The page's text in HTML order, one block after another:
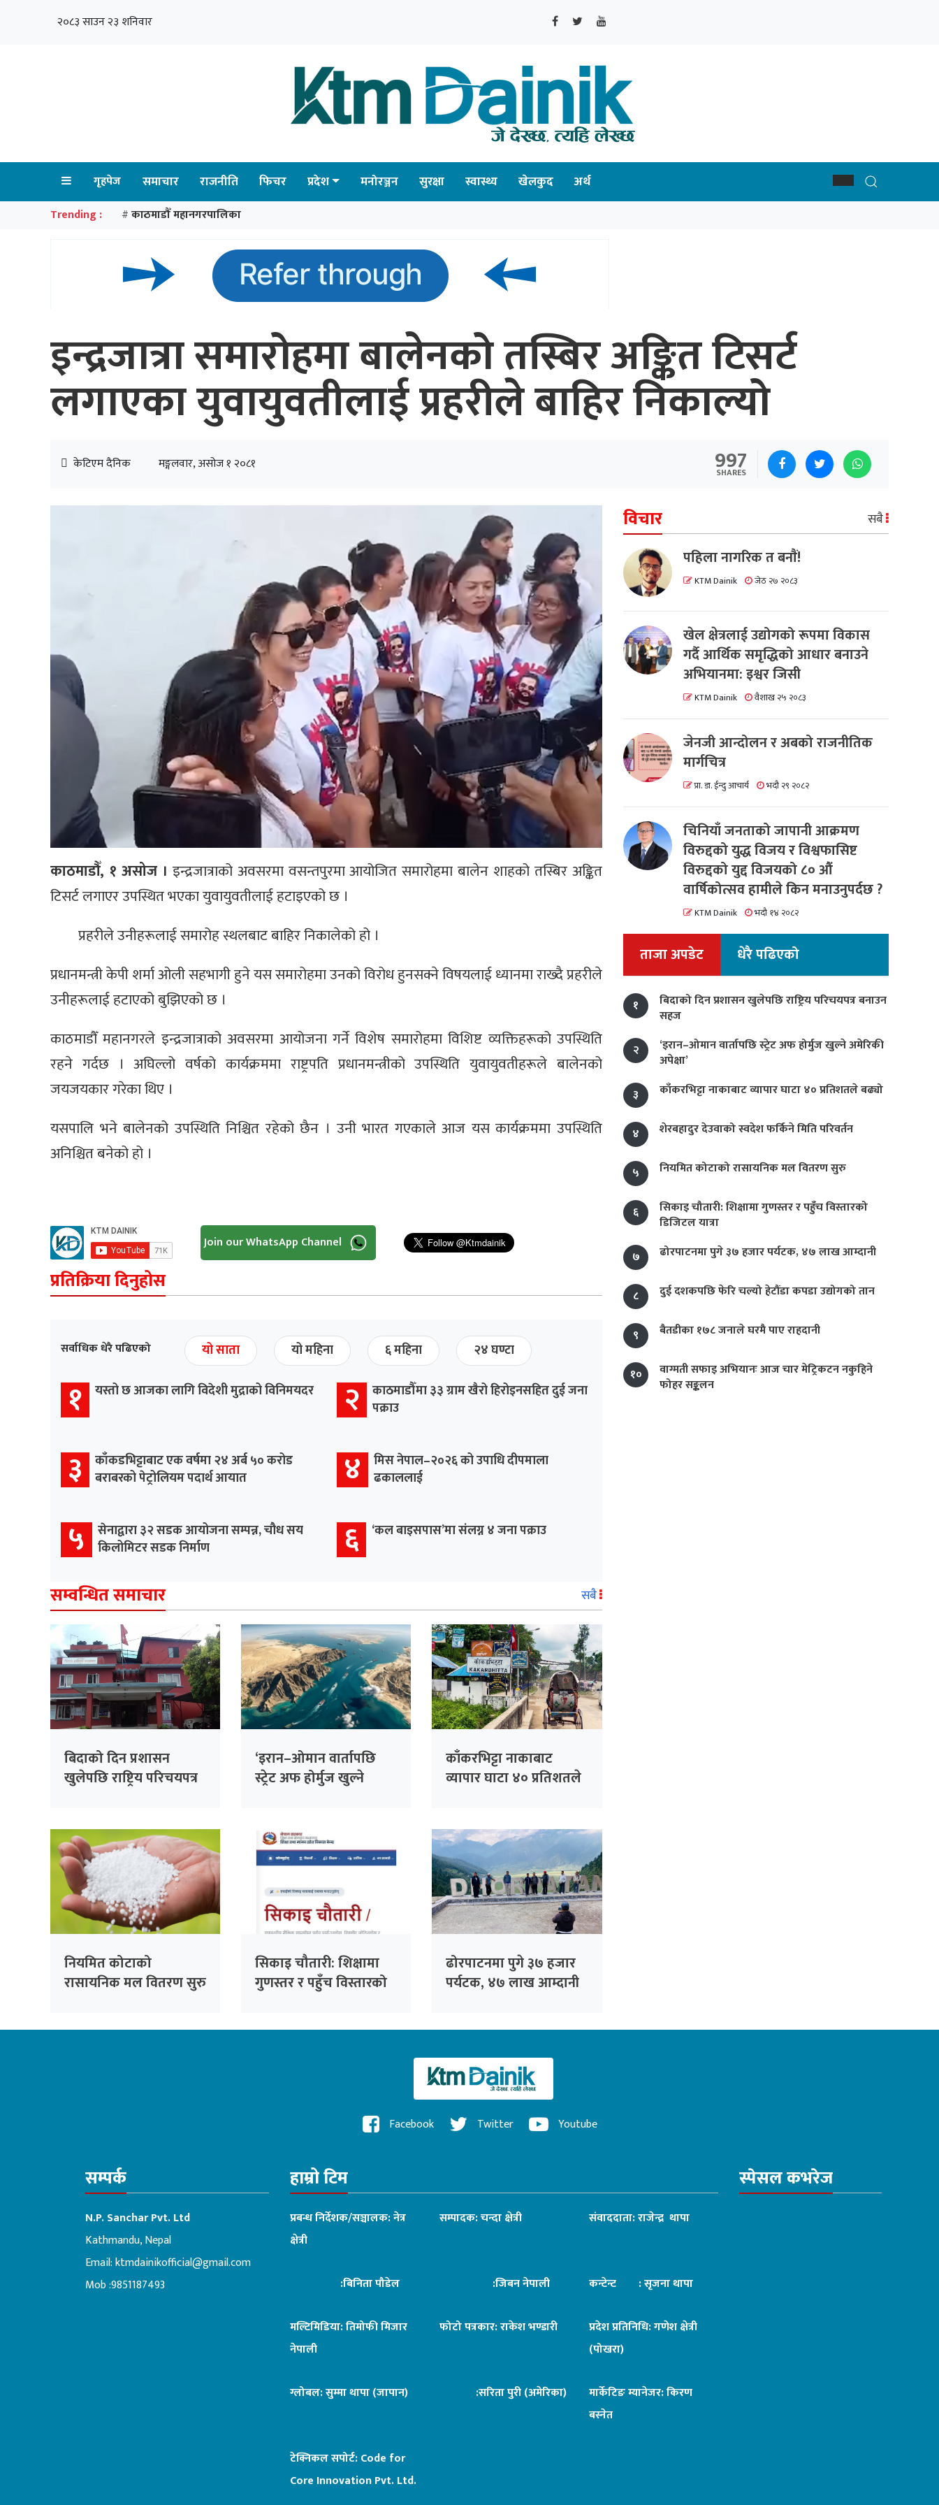
२०८३ साउन २३ शनिवार
गृहपेज समाचार राजनीति फिचर प्रदेश मनोरञ्जन सुरक्षा स्वास्थ्य खेलकुद अर्थ
Trending : # काठमाडौँ महानगरपालिका
इन्द्रजात्रा समारोहमा बालेनको तस्बिर अङ्कित टिसर्ट
लगाएका युवायुवतीलाई प्रहरीले बाहिर निकाल्यो
केटिएम दैनिक मङ्गलवार, असोज १ २०८१ 997
SHARES
काठमाडौँ, १ असोज । इन्द्रजात्राको अवसरमा वसन्तपुरमा आयोजित समारोहमा बालेन शाहको तस्बिर अङ्कित
टिसर्ट लगाएर उपस्थित भएका युवायुवतीलाई हटाइएको छ ।
प्रहरीले उनीहरूलाई समारोह स्थलबाट बाहिर निकालेको हो ।
प्रधानमन्त्री केपी शर्मा ओली सहभागी हुने यस समारोहमा उनको विरोध हुनसक्ने विषयलाई ध्यानमा राख्दै प्रहरीले
उनीहरूलाई हटाएको बुझिएको छ ।
काठमाडौँ महानगरले इन्द्रजात्राको अवसरमा आयोजना गर्ने विशेष समारोहमा विशिष्ट व्यक्तिहरूको उपस्थिति
रहने गर्दछ । अघिल्लो वर्षको कार्यक्रममा राष्ट्रपति प्रधानमन्त्रीको उपस्थिति युवायुवतीहरूले बालेनको
जयजयकार गरेका थिए ।
यसपालि भने बालेनको उपस्थिति निश्चित रहेको छैन । उनी भारत गएकाले आज यस कार्यक्रममा उपस्थिति
अनिश्चित बनेको हो ।
Join our WhatsApp Channel
प्रतिक्रिया दिनुहोस
सर्वाधिक धेरै पढिएको यो साता यो महिना ६ महिना २४ घण्टा
१ यस्तो छ आजका लागि विदेशी मुद्राको विनिमयदर २
काठमाडौँमा ३३ ग्राम खैरो हिरोइनसहित दुई जना
पक्राउ
३
काँकडभिट्टाबाट एक वर्षमा २४ अर्ब ५० करोड
बराबरको पेट्रोलियम पदार्थ आयात
४
मिस नेपाल–२०२६ को उपाधि दीपमाला
ढकाललाई
५
सेनाद्वारा ३२ सडक आयोजना सम्पन्न, चौध सय
किलोमिटर सडक निर्माण
६ ‘कल बाइसपास’मा संलग्न ४ जना पक्राउ
सम्वन्धित समाचार सबै
बिदाको दिन प्रशासन
खुलेपछि राष्ट्रिय परिचयपत्र
‘इरान–ओमान वार्तापछि
स्ट्रेट अफ होर्मुज खुल्ने
काँकरभिट्टा नाकाबाट
व्यापार घाटा ४० प्रतिशतले
नियमित कोटाको
रासायनिक मल वितरण सुरु
सिकाइ चौतारी: शिक्षामा
गुणस्तर र पहुँच विस्तारको
ढोरपाटनमा पुगे ३७ हजार
पर्यटक, ४७ लाख आम्दानी
विचार सबै
पहिला नागरिक त बनाैं!
KTM Dainik जेठ २७ २०८३
खेल क्षेत्रलाई उद्योगको रूपमा विकास
गर्दै आर्थिक समृद्धिको आधार बनाउने
अभियानमा: इश्वर जिसी
KTM Dainik वैशाख २५ २०८३
जेनजी आन्दोलन र अबको राजनीतिक
मार्गचित्र
प्रा. डा. ईन्दु आचार्य भदौ २९ २०८२
चिनियाँ जनताको जापानी आक्रमण
विरुद्दको युद्ध विजय र विश्वफासिष्ट
विरुद्दको युद्द विजयको ८० औं
वार्षिकोत्सव हामीले किन मनाउनुपर्दछ ?
KTM Dainik भदौ १४ २०८२
ताजा अपडेट धेरै पढिएको
१
बिदाको दिन प्रशासन खुलेपछि राष्ट्रिय परिचयपत्र बनाउन
सहज
२
‘इरान–ओमान वार्तापछि स्ट्रेट अफ होर्मुज खुल्ने अमेरिकी
अपेक्षा’
३
काँकरभिट्टा नाकाबाट व्यापार घाटा ४० प्रतिशतले बढ्यो
४ शेरबहादुर देउवाको स्वदेश फर्किने मिति परिवर्तन
५ नियमित कोटाको रासायनिक मल वितरण सुरु
६
सिकाइ चौतारी: शिक्षामा गुणस्तर र पहुँच विस्तारको
डिजिटल यात्रा
७
ढोरपाटनमा पुगे ३७ हजार पर्यटक, ४७ लाख आम्दानी
८ दुई दशकपछि फेरि चल्यो हेटौंडा कपडा उद्योगको तान
९ बैतडीका १७८ जनाले घरमै पाए राहदानी
१०
वाग्मती सफाइ अभियानः आज चार मेट्रिकटन नकुहिने
फोहर सङ्कलन
Facebook Twitter Youtube
सम्पर्क
N.P. Sanchar Pvt. Ltd
Kathmandu, Nepal
Email:ktmdainikofficial@gmail.com
Mob :9851187493
हाम्रो टिम
प्रबन्ध निर्देशक/सञ्चालक: नेत्र
क्षेत्री
सम्पादक: चन्दा क्षेत्री संवाददाता: राजेन्द्र थापा
:बिनिता पौडेल :जिबन नेपाली कन्टेन्ट : सृजना थापा
मल्टिमिडिया: तिमोफी मिजार
नेपाली
फोटो पत्रकार: राकेश भण्डारी
प्रदेश प्रतिनिधि: गणेश क्षेत्री
(पोखरा)
ग्लोबल: सुम्मा थापा (जापान) :सरिता पुरी (अमेरिका)
मार्केटिङ म्यानेजर: किरण
बस्नेत
टेक्निकल सपोर्ट:Code for
Core Innovation Pvt. Ltd.
स्पेसल कभरेज